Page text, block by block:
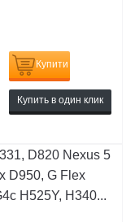
Купити
Купить в один клик
D820 Nexus 5
D950, G Flex
H525Y, H340...